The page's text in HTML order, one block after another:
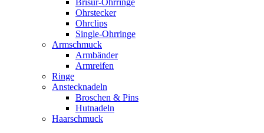
Brisur-Ohrringe
Ohrstecker
Ohrclips
Single-Ohrringe
Armschmuck
Armbänder
Armreifen
Ringe
Anstecknadeln
Broschen & Pins
Hutnadeln
Haarschmuck